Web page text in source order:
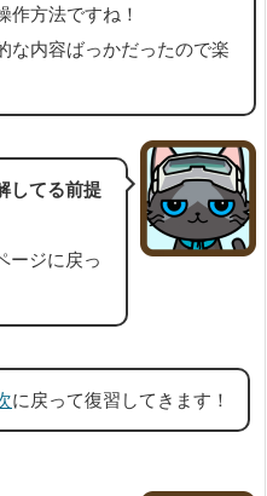
作方法ですね！
な内容ばっかだったので楽
してる前提
ージに戻っ
に戻って復習してきます！